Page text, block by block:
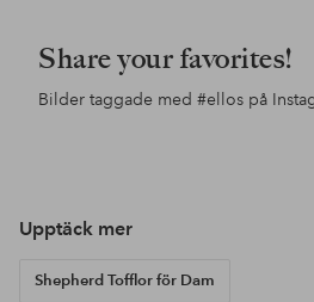
Share your favorites!
Bilder taggade med #ellos på
Upptäck mer
Shepherd Tofflor för Dam